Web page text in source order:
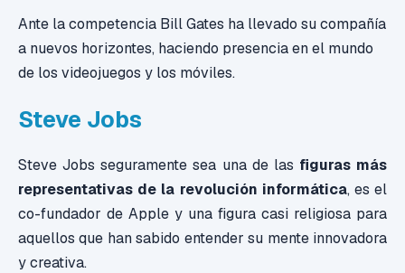
Ante la competencia Bill Gates ha llevado su compañía
a nuevos horizontes, haciendo presencia en el mundo
de los videojuegos y los móviles.
Steve Jobs
Steve Jobs seguramente sea una de las figuras más
representativas de la revolución informática, es el
co-fundador de Apple y una figura casi religiosa para
aquellos que han sabido entender su mente innovadora
y creativa.